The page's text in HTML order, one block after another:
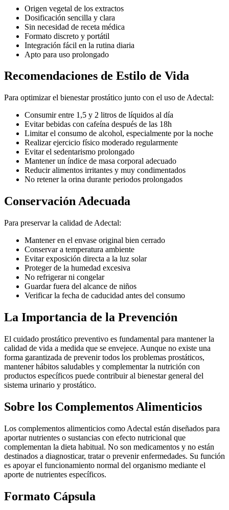
Origen vegetal de los extractos
Dosificación sencilla y clara
Sin necesidad de receta médica
Formato discreto y portátil
Integración fácil en la rutina diaria
Apto para uso prolongado
Recomendaciones de Estilo de Vida
Para optimizar el bienestar prostático junto con el uso de Adectal:
Consumir entre 1,5 y 2 litros de líquidos al día
Evitar bebidas con cafeína después de las 18h
Limitar el consumo de alcohol, especialmente por la noche
Realizar ejercicio físico moderado regularmente
Evitar el sedentarismo prolongado
Mantener un índice de masa corporal adecuado
Reducir alimentos irritantes y muy condimentados
No retener la orina durante periodos prolongados
Conservación Adecuada
Para preservar la calidad de Adectal:
Mantener en el envase original bien cerrado
Conservar a temperatura ambiente
Evitar exposición directa a la luz solar
Proteger de la humedad excesiva
No refrigerar ni congelar
Guardar fuera del alcance de niños
Verificar la fecha de caducidad antes del consumo
La Importancia de la Prevención
El cuidado prostático preventivo es fundamental para mantener la
calidad de vida a medida que se envejece. Aunque no existe una
forma garantizada de prevenir todos los problemas prostáticos,
mantener hábitos saludables y complementar la nutrición con
productos específicos puede contribuir al bienestar general del
sistema urinario y prostático.
Sobre los Complementos Alimenticios
Los complementos alimenticios como Adectal están diseñados para
aportar nutrientes o sustancias con efecto nutricional que
complementan la dieta habitual. No son medicamentos y no están
destinados a diagnosticar, tratar o prevenir enfermedades. Su función
es apoyar el funcionamiento normal del organismo mediante el
aporte de nutrientes específicos.
Formato Cápsula